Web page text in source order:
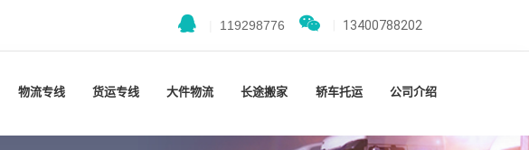
119298776 13400788202
物流专线 货运专线 大件物流 长途搬家 轿车托运 公司介绍